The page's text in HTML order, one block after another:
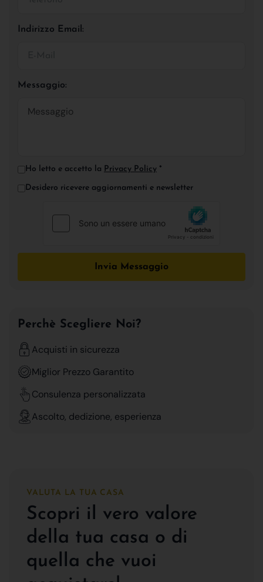
Indirizzo Email:
Messaggio:
Ho letto e accetto la Privacy Policy *
Desidero ricevere aggiornamenti e newsletter
Invia Messaggio
Perchè Scegliere Noi?
Acquisti in sicurezza
Miglior Prezzo Garantito
Consulenza personalizzata
Ascolto, dedizione, esperienza
VALUTA LA TUA CASA
Scopri il vero valore
della tua casa o di
quella che vuoi